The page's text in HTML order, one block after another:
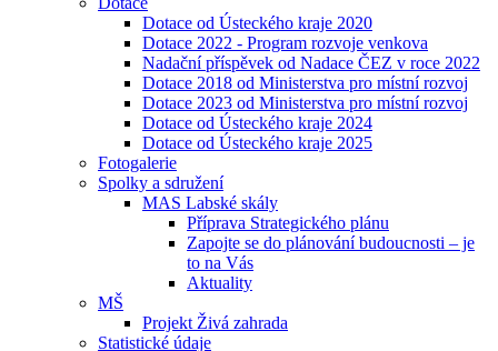
Dotace od Ústeckého kraje 2020
Dotace 2022 - Program rozvoje venkova
Nadační příspěvek od Nadace ČEZ v roce 2022
Dotace 2018 od Ministerstva pro místní rozvoj
Dotace 2023 od Ministerstva pro místní rozvoj
Dotace od Ústeckého kraje 2024
Dotace od Ústeckého kraje 2025
Fotogalerie
Spolky a sdružení
MAS Labské skály
Příprava Strategického plánu
Zapojte se do plánování budoucnosti – je
to na Vás
Aktuality
MŠ
Projekt Živá zahrada
Statistické údaje